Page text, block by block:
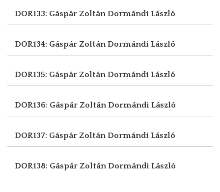
DOR133: Gáspár ZoltánDormándi László
DOR134: Gáspár ZoltánDormándi László
DOR135: Gáspár ZoltánDormándi László
DOR136: Gáspár ZoltánDormándi László
DOR137: Gáspár ZoltánDormándi László
DOR138: Gáspár ZoltánDormándi László